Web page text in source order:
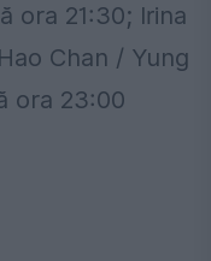
ora 21:30; Irina
Chan / Yung
ora 23:00